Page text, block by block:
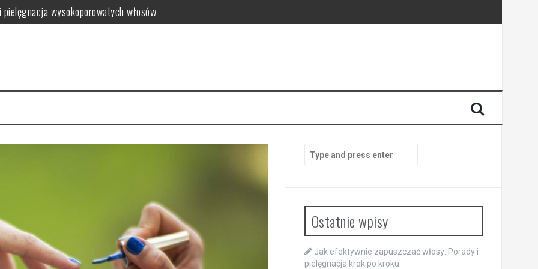
wysokoporowatych włosów
dla skóry
farbowaniu?
pielęgnacja krok po kroku
for:
Ostatnie wpisy
Jak efektywnie zapuszczać włosy: Porady i
pielęgnacja krok po kroku